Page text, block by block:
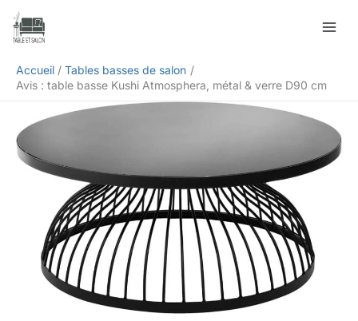
Aller
Accueil
Tables basses de salon
Avis : table basse Kushi Atmosphera, métal & verre D90 cm
Rechercher